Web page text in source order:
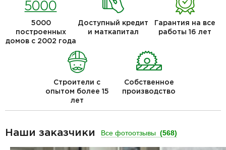
5000
построенных
домов с 2002 года
Доступный кредит
и маткапитал
Гарантия на все
работы 16 лет
Строители с
опытом более 15
лет
Собственное
производство
Наши заказчики Все фотоотзывы (568)